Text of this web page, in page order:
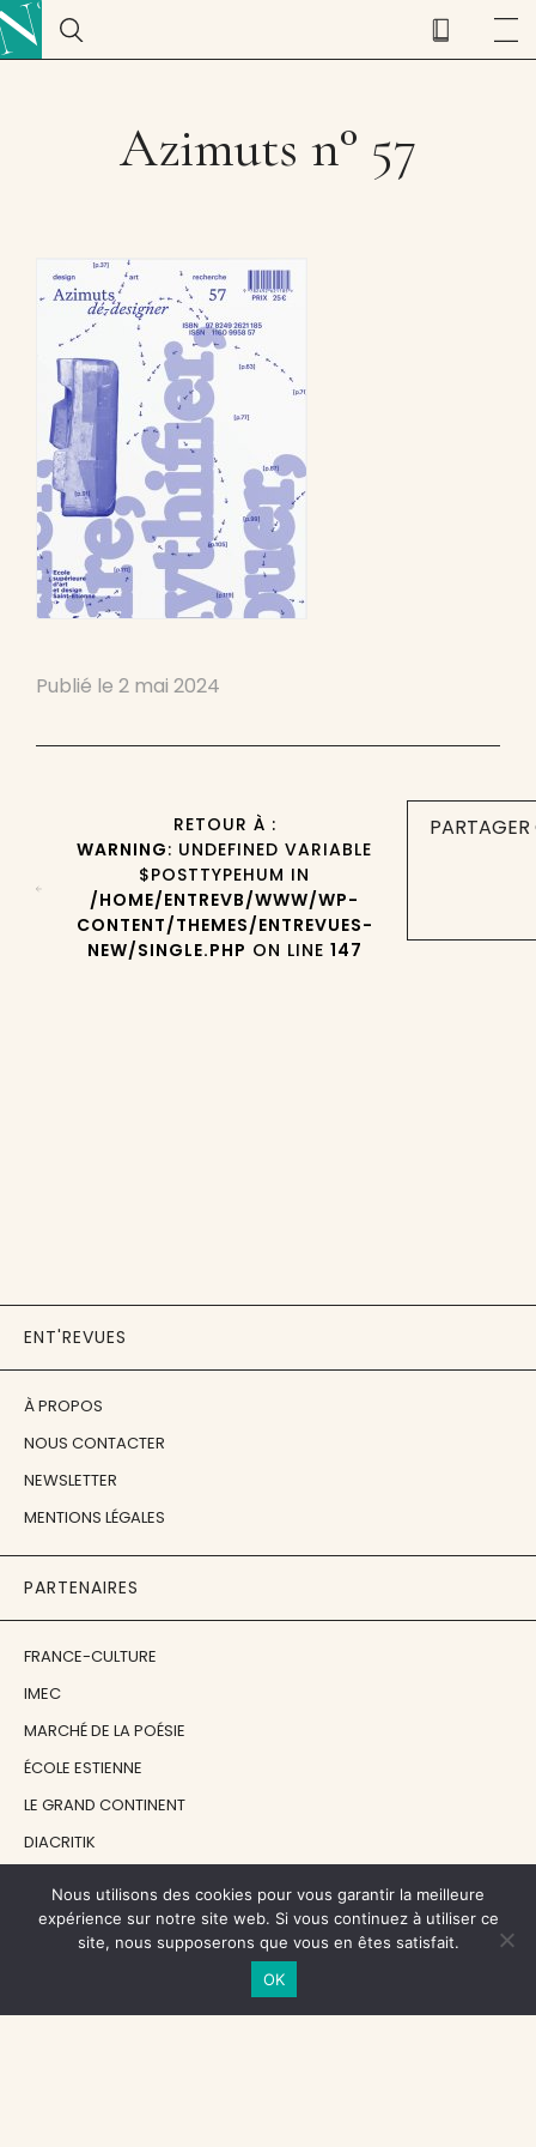
Azimuts n° 57
Publié le 2 mai 2024
RETOUR À :
WARNING: UNDEFINED VARIABLE
$POSTTYPEHUM IN
/HOME/ENTREVB/WWW/WP-
CONTENT/THEMES/ENTREVUES-
NEW/SINGLE.PHP ON LINE 147
ENT'REVUES
À PROPOS
NOUS CONTACTER
NEWSLETTER
MENTIONS LÉGALES
PARTENAIRES
FRANCE-CULTURE
IMEC
MARCHÉ DE LA POÉSIE
ÉCOLE ESTIENNE
LE GRAND CONTINENT
DIACRITIK
NOS SOUTIENS
CENTRE NATIONAL DU LIVRE
Nous utilisons des cookies pour vous garantir la meilleure
expérience sur notre site web. Si vous continuez à utiliser ce
site, nous supposerons que vous en êtes satisfait.
OK